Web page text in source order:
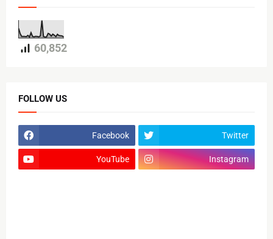
60,852
FOLLOW US
Facebook Twitter
YouTube Instagram